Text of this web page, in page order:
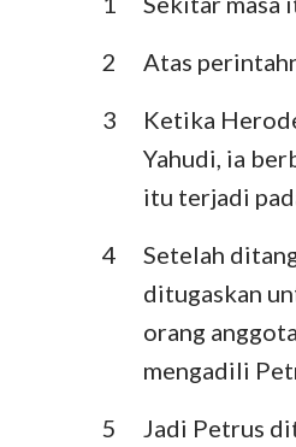
Ulangan
Hakim-Hakim
I Samuel
I Raja-Raja
I Tawarikh
Ester
Mazmur
2
Atas
3
Ketika
Yahudi, ia
itu terjadi
4
Setelah
ditugaskan
orang
mengadili
5
Jadi Petrus